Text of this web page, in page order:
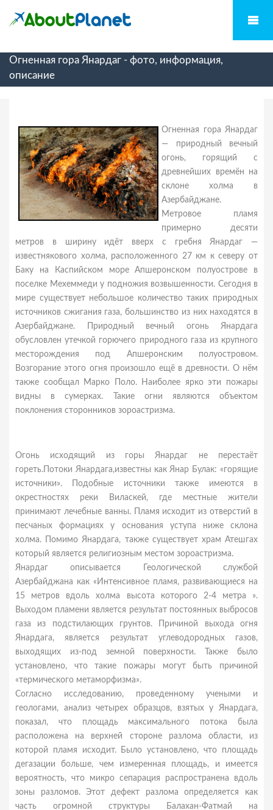
Огненная гора Янардаг - фото, информация,
описание
Огненная гора Янардаг
— природный вечный
огонь, горящий с
древнейших времён на
склоне холма в
Азербайджане.
Метровое пламя
примерно десяти
метров в ширину идёт вверх с гребня Янардаг —
известнякового холма, расположенного 27 км к северу от
Баку на Каспийском море Апшеронском полуострове в
поселке Мехеммеди у подножия возвышенности. Сегодня в
мире существует небольшое количество таких природных
источников сжигания газа, большинство из них находятся в
Азербайджане. Природный вечный огонь Янардага
обусловлен утечкой горючего природного газа из крупного
месторождения под Апшеронским полуостровом.
Возгорание этого огня произошло ещё в древности. О нём
также сообщал Марко Поло. Наиболее ярко эти пожары
видны в сумерках. Такие огни являются объектом
поклонения сторонников зороастризма.
Огонь исходящий из горы Янардаг не перестаёт
гореть.Потоки Янардага,известны как Янар Булак: «горящие
источники». Подобные источники также имеются в
окрестностях реки Виласкей, где местные жители
принимают лечебные ванны. Пламя исходит из отверстий в
песчаных формациях у основания уступа ниже склона
холма. Помимо Янардага, также существует храм Атешгах
который является религиозным местом зороастризма.
Янардаг описывается Геологической службой
Азербайджана как «Интенсивное пламя, развивающиеся на
15 метров вдоль холма высота которого 2-4 метра ».
Выходом пламени является результат постоянных выбросов
газа из подстилающих грунтов. Причиной выхода огня
Янардага, является результат углеводородных газов,
выходящих из-под земной поверхности. Также было
установлено, что такие пожары могут быть причиной
«термического метаморфизма».
Согласно исследованию, проведенному учеными и
геологами, анализ четырех образцов, взятых у Янардага,
показал, что площадь максимального потока была
расположена на верхней стороне разлома области, из
которой пламя исходит. Было установлено, что площадь
дегазации больше, чем измеренная площадь, и имеется
вероятность, что микро сепарация распространена вдоль
зоны разломов. Этот дефект разлома определяется как
часть огромной структуры Балахан-Фатмай на